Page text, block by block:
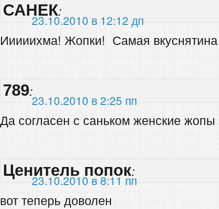
САНЕК:
23.10.2010 в 12:12 дп
Ииииихма! Жопки! Самая
789:
23.10.2010 в 2:25 пп
Да согласен с саньком женские
Ценитель попок:
23.10.2010 в 8:11 пп
вот теперь доволен